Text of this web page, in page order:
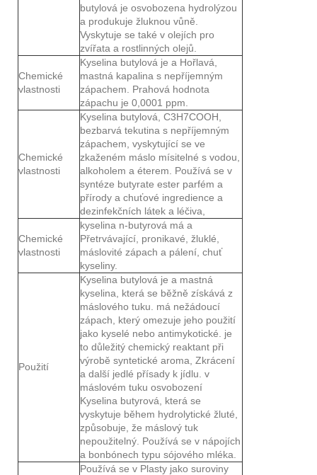
butylová je osvobozena hydrolýzou
a produkuje žluknou vůně.
Vyskytuje se také v olejích pro
zvířata a rostlinných olejů.
Chemické
vlastnosti
Kyselina butylová je a Hořlavá,
mastná kapalina s nepříjemným
zápachem. Prahová hodnota
zápachu je 0,0001 ppm.
Chemické
vlastnosti
Kyselina butylová, C3H7COOH,
bezbarvá tekutina s nepříjemným
zápachem, vyskytující se ve
zkaženém máslo mísitelné s vodou,
alkoholem a éterem. Používá se v
syntéze butyrate ester parfém a
přírody a chuťové ingredience a
dezinfekčních látek a léčiva,
Chemické
vlastnosti
kyselina n-butyrová má a
Přetrvávající, pronikavé, žluklé,
máslovité zápach a pálení, chuť
kyseliny.
Použití
Kyselina butylová je a mastná
kyselina, která se běžně získává z
máslového tuku. má nežádoucí
zápach, který omezuje jeho použití
jako kyselé nebo antimykotické. je
to důležitý chemický reaktant při
výrobě syntetické aroma, Zkrácení
a další jedlé přísady k jídlu. v
máslovém tuku osvobození
Kyselina butyrová, která se
vyskytuje během hydrolytické žluté,
způsobuje, že máslový tuk
nepoužitelný. Používá se v nápojích
a bonbónech typu sójového mléka.
Používá se v Plasty jako suroviny